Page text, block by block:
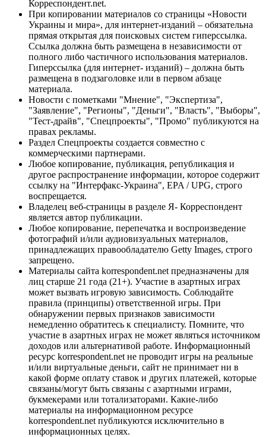
Корреспондент.net.
При копировании материалов со страницы «Новости
Украины и мира», для интернет-изданий – обязательна
прямая открытая для поисковых систем гиперссылка.
Ссылка должна быть размещена в независимости от
полного либо частичного использования материалов.
Гиперссылка (для интернет- изданий) – должна быть
размещена в подзаголовке или в первом абзаце
материала.
Новости с пометками "Мнение", "Экспертиза",
"Заявление", "Регионы", "Деньги", "Власть", "Выборы",
"Тест-драйв", "Спецпроекты", "Промо" публикуются на
правах рекламы.
Раздел Спецпроекты создается совместно с
коммерческими партнерами.
Любое копирование, публикация, републикация и
другое распространение информации, которое содержит
ссылку на "Интерфакс-Украина", EPA / UPG, строго
воспрещается.
Владелец веб-страницы в разделе Я- Корреспондент
является автор публикации.
Любое копирование, перепечатка и воспроизведение
фотографий и/или аудиовизуальных материалов,
принадлежащих правообладателю Getty Images, строго
запрещено.
Материалы сайта korrespondent.net предназначены для
лиц старше 21 года (21+). Участие в азартных играх
может вызвать игровую зависимость. Соблюдайте
правила (принципы) ответственной игры. При
обнаружении первых признаков зависимости
немедленно обратитесь к специалисту. Помните, что
участие в азартных играх не может являться источником
доходов или альтернативой работе. Информационный
ресурс korrespondent.net не проводит игры на реальные
и/или виртуальные деньги, сайт не принимает ни в
какой форме оплату ставок и других платежей, которые
связаны/могут быть связаны с азартными играми,
букмекерами или тотализаторами. Какие-либо
материалы на информационном ресурсе
korrespondent.net публикуются исключительно в
информационных целях.